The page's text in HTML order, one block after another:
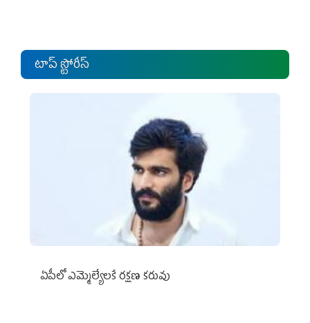
టాప్ స్టోరీస్
ఏపీలో ఎమ్మెల్యేల‌కే ర‌క్ష‌ణ క‌రువు